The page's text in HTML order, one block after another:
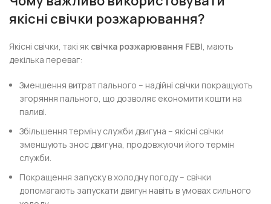
якісні свічки розжарювання?
Якісні свічки, такі як свічка розжарювання FEBI, мають
декілька переваг:
Зменшення витрат пального – надійні свічки покращують
згоряння пального, що дозволяє економити кошти на
паливі.
Збільшення терміну служби двигуна – якісні свічки
зменшують знос двигуна, продовжуючи його термін
служби.
Покращення запуску в холодну погоду – свічки
допомагають запускати двигун навіть в умовах сильного